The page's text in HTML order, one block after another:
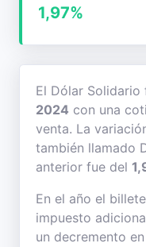
1,97%
El Dólar
2024 con una
venta. La
también llamado
anterior fue del
En el año el
impuesto
un decremento